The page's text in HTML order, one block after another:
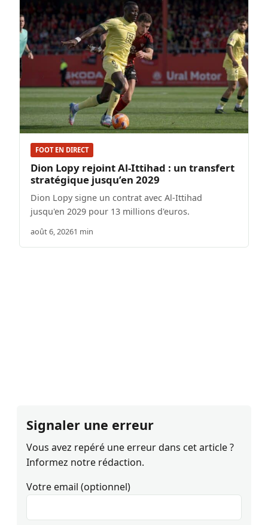
FOOT EN DIRECT
Dion Lopy rejoint Al-Ittihad : un transfert
stratégique jusqu’en 2029
Dion Lopy signe un contrat avec Al-Ittihad
jusqu'en 2029 pour 13 millions d'euros.
août 6, 20261 min
Signaler une erreur
Vous avez repéré une erreur dans cet article ?
Informez notre rédaction.
Votre email (optionnel)